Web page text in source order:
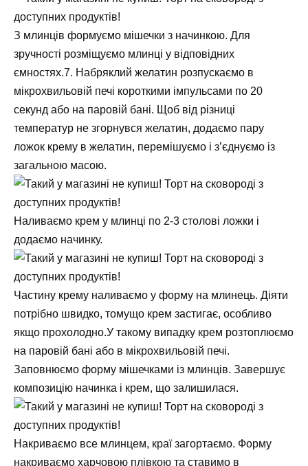
З млинців формуємо мішечки з начинкою. Для
зручності розміщуємо млинці у відповідних
ємностях.7. Набряклий желатин розпускаємо в
мікрохвильовій печі короткими імпульсами по 20
секунд або на паровій бані. Щоб від різниці
температур не згорнувся желатин, додаємо пару
ложок крему в желатин, перемішуємо і з’єднуємо із
загальною масою.
Наливаємо крем у млинці по 2-3 столові ложки і
додаємо начинку.
Частину крему наливаємо у форму на млинець. Діяти
потрібно швидко, томущо крем застигає, особливо
якщо прохолодно.У такому випадку крем розтоплюємо
на паровій бані або в мікрохвильовій печі.
Заповнюємо форму мішечками із млинців. Завершує
композицію начинка і крем, що залишилася.
Накриваємо все млинцем, краї загортаємо. Форму
накриваємо харчовою плівкою та ставимо в